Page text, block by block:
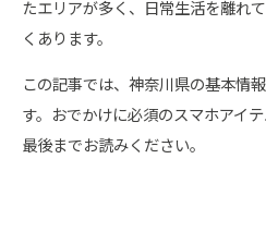
たエリアが多く、日常生活を離れ
くあります。
この記事では、神奈川県の基本情
す。おでかけに必須のスマホアイ
最後までお読みください。